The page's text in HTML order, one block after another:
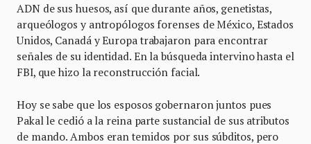
ADN de sus huesos, así que durante años, genetistas,
arqueólogos y antropólogos forenses de México, Estados
Unidos, Canadá y Europa trabajaron para encontrar
señales de su identidad. En la búsqueda intervino hasta el
FBI, que hizo la reconstrucción facial.
Hoy se sabe que los esposos gobernaron juntos pues
Pakal le cedió a la reina parte sustancial de sus atributos
de mando. Ambos eran temidos por sus súbditos, pero